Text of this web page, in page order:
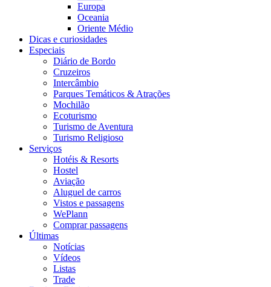
Europa
Oceania
Oriente Médio
Dicas e curiosidades
Especiais
Diário de Bordo
Cruzeiros
Intercâmbio
Parques Temáticos & Atrações
Mochilão
Ecoturismo
Turismo de Aventura
Turismo Religioso
Serviços
Hotéis & Resorts
Hostel
Aviação
Aluguel de carros
Vistos e passagens
WePlann
Comprar passagens
Últimas
Notícias
Vídeos
Listas
Trade